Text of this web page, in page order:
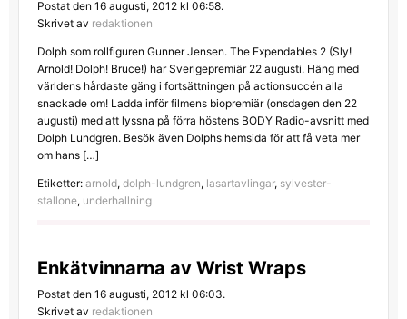
Postat den 16 augusti, 2012 kl 06:58.
Skrivet av redaktionen
Dolph som rollfiguren Gunner Jensen. The Expendables 2 (Sly!
Arnold! Dolph! Bruce!) har Sverigepremiär 22 augusti. Häng med
världens hårdaste gäng i fortsättningen på actionsuccén alla
snackade om! Ladda inför filmens biopremiär (onsdagen den 22
augusti) med att lyssna på förra höstens BODY Radio-avsnitt med
Dolph Lundgren. Besök även Dolphs hemsida för att få veta mer
om hans […]
Etiketter: arnold, dolph-lundgren, lasartavlingar, sylvester-
stallone, underhallning
Enkätvinnarna av Wrist Wraps
Postat den 16 augusti, 2012 kl 06:03.
Skrivet av redaktionen